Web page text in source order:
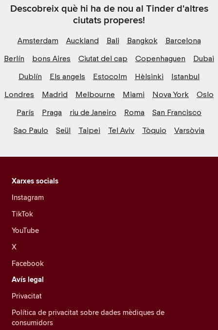
Descobreix què hi ha de nou al Tinder d'altres
ciutats properes!
Amsterdam Auckland Bali Bangkok
Barcelona
Berlín
bons Aires Ciutat del cap Copenhaguen
Dubai
Dublín
Els angels Estocolm Hèlsinki
Istanbul
Londres
Madrid Melbourne Miami Nova York
Oslo
París
Praga riu de Janeiro Roma
San Francisco
Sao Paulo
Seül Taipei Tel Aviv Tòquio Varsòvia
Xarxes socials
Instagram
TikTok
YouTube
X
Facebook
Avís legal
Privacitat
Política de privacitat sobre dades mèdiques de
consumidors